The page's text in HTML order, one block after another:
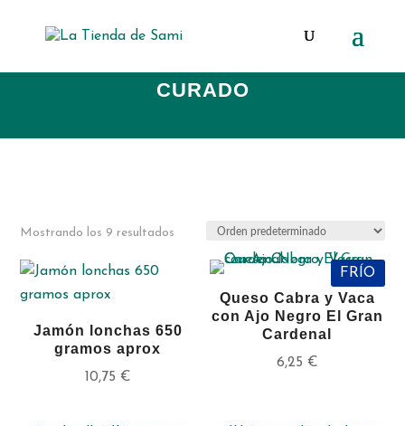
CURADO
Mostrando los 9 resultados
Jamón lonchas 650
gramos aprox
10,75 €
FRÍO
Queso Cabra y Vaca
con Ajo Negro El Gran
Cardenal
6,25 €